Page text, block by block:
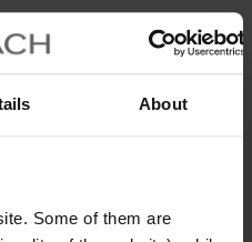
About
Some of them are
Peru